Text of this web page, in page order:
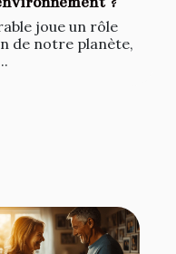
joue un rôle
de notre planète,